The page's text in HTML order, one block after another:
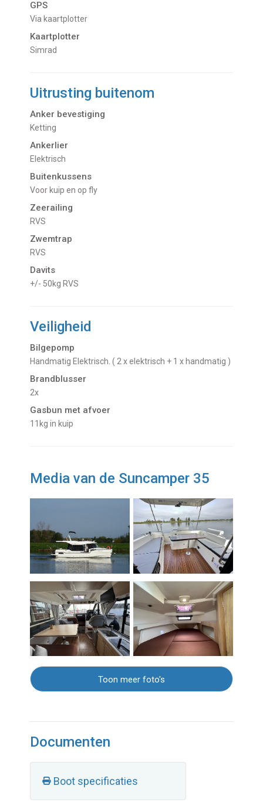
GPS
Via kaartplotter
Kaartplotter
Simrad
Uitrusting buitenom
Anker bevestiging
Ketting
Ankerlier
Elektrisch
Buitenkussens
voor kuip en op fly
Zeerailing
RVS
Zwemtrap
RVS
Davits
+/- 50kg RVS
Veiligheid
Bilgepomp
Handmatig Elektrisch. ( 2 x elektrisch + 1 x handmatig )
Brandblusser
2x
Gasbun met afvoer
11kg in kuip
Media van de Suncamper 35
Toon meer foto's
Documenten
Boot specificaties